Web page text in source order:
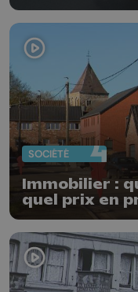
SOCIÉTÉ
Immobilier :
quel prix en